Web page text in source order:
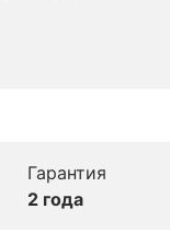
Гарантия
2 года